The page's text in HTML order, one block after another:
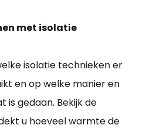
met isolatie
isolatie technieken er
en op welke manier en
is gedaan. Bekijk de
u hoeveel warmte de